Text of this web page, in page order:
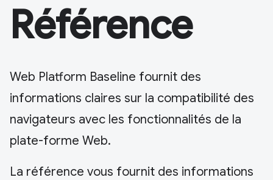
Référence
Web Platform Baseline fournit des
informations claires sur la compatibilité des
navigateurs avec les fonctionnalités de la
plate-forme Web.
La référence vous fournit des informations